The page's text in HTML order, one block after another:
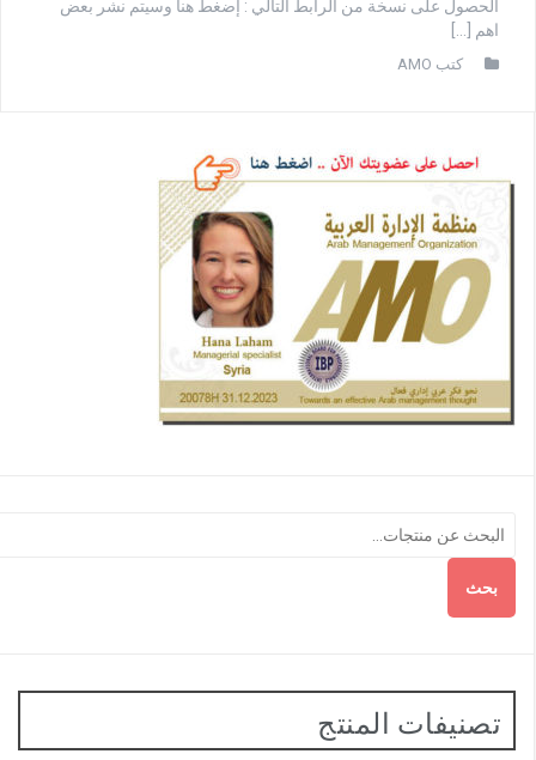
الحصول على نسخة من الرابط التالي : إضغط هنا وسيتم نشر بعض
اهم […]
كتب AMO
بحث
تصنيفات المنتج